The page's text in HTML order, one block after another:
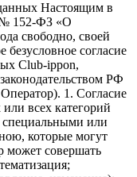
Настоящим в
№ 152-ФЗ «О
свободно, своей
согласие
Club-ippon,
РФ
1. Согласие
всех категорий
или
которые могут
может совершать